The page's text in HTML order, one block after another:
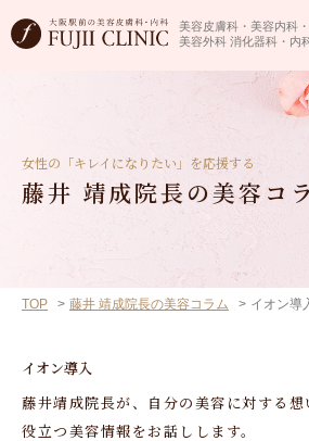
美容皮膚科・美容内科・
美容外科 消化器科・内
女性の「キレイになりたい」を応援する
藤井 靖成院長の美容コ
TOP 藤井 靖成院長の美容コラム イオン導
イオン導入
藤井靖成院長が、自分の美容に対する
役立つ美容情報をお話しします。